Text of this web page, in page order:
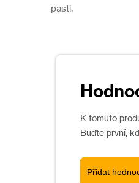
pasti.
K tomuto
Buďte první,
Přidat